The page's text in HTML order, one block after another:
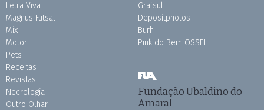
Letra Viva
Magnus Futsal
Mix
Motor
Pets
Receitas
Revistas
Necrologia
Outro Olhar
Grafsul
Depositphotos
Burh
Pink do Bem OSSEL
Fundação Ubaldino do
Amaral